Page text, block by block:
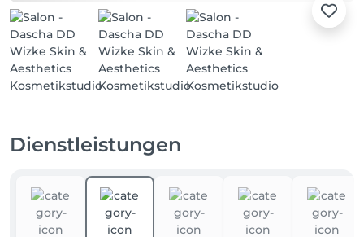
Dienstleistungen